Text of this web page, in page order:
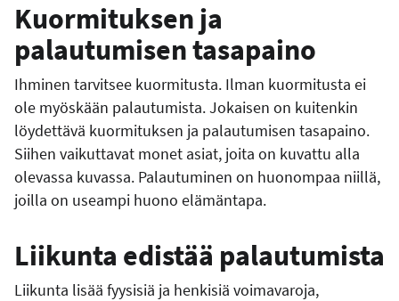
Kuormituksen ja
palautumisen tasapaino
Ihminen tarvitsee kuormitusta. Ilman kuormitusta ei
ole myöskään palautumista. Jokaisen on kuitenkin
löydettävä kuormituksen ja palautumisen tasapaino.
Siihen vaikuttavat monet asiat, joita on kuvattu alla
olevassa kuvassa. Palautuminen on huonompaa niillä,
joilla on useampi huono elämäntapa.
Liikunta edistää palautumista
Liikunta lisää fyysisiä ja henkisiä voimavaroja,